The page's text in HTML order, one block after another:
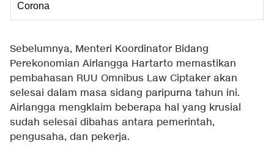
Corona
Sebelumnya, Menteri Koordinator Bidang
Perekonomian Airlangga Hartarto memastikan
pembahasan RUU Omnibus Law Ciptaker akan
selesai dalam masa sidang paripurna tahun ini.
Airlangga mengklaim beberapa hal yang krusial
sudah selesai dibahas antara pemerintah,
pengusaha, dan pekerja.